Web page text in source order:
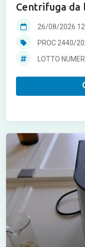
Centrifuga da
instruments
26/08/2026
PROC 2440/
LOTTO